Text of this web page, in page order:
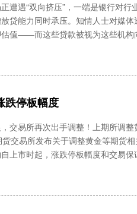
遭遇“双向挤压”，一端是银行对
贷能力同时承压。知情人士对媒
值——而这些贷款被视为这些机构
跌停板幅度
交易所再次出手调整！上期所调
交易所发布关于调整黄金等期货
上市时起，涨跌停板幅度和交易